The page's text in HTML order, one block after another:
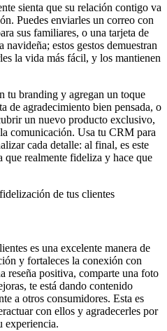
sienta que su relación contigo va
Puedes enviarles un correo con
sus familiares, o una tarjeta de
navideña; estos gestos demuestran
la vida más fácil, y los mantienen
tu branding y agregan un toque
de agradecimiento bien pensada, o
un nuevo producto exclusivo,
comunicación. Usa tu CRM para
cada detalle: al final, es este
que realmente fideliza y hace que
es una excelente manera de
y fortaleces la conexión con
reseña positiva, comparte una foto
te está dando contenido
a otros consumidores. Esta es
con ellos y agradecerles por
experiencia.